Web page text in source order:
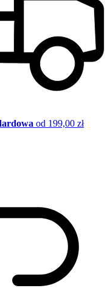
od 199,00 zł